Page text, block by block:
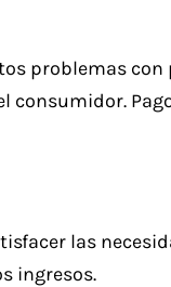
problemas
las
ingresos.